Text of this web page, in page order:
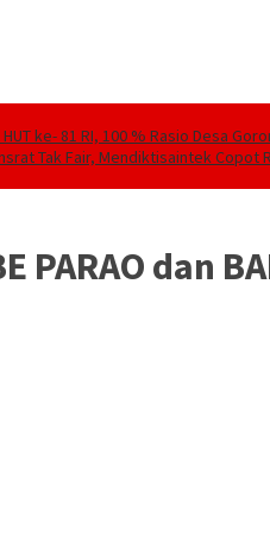
HUT ke- 81 RI, 100 % Rasio Desa
Tak Fair, Mendiktisaintek
PARAO dan